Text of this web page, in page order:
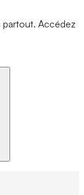
partout. Accédez